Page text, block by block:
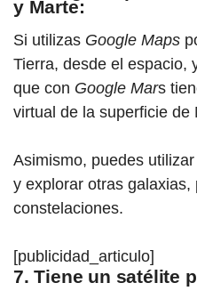
y Marte:
Si utilizas Google Maps
Tierra, desde el espacio,
que con Google Mars
virtual de la superficie de
Asimismo, puedes utilizar
y explorar otras
constelaciones.
[publicidad_articulo]
7. Tiene un satélite